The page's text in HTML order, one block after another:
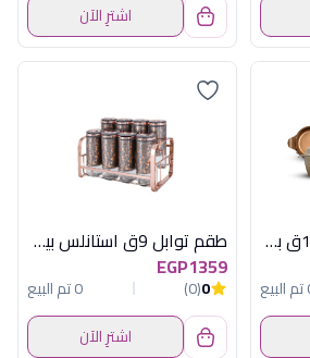
اشترِ الآن
B120509 طقم حلل12ق بطوط اوف وايت اكسفورد
طقم توابل 9ق استانلس بيضاوى صغير اكسفورد
EGP1359
0
(0)
0 تم البيع
اشترِ الآن